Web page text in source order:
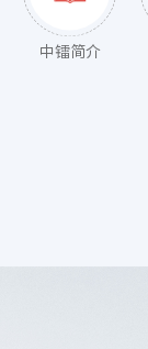
中镭简介